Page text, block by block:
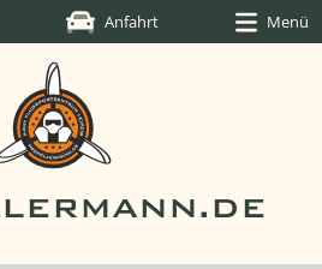
Anfahrt Menü